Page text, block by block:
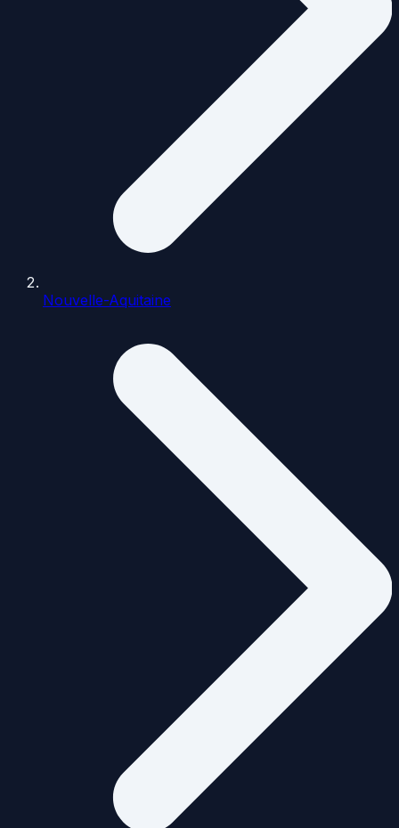
Nouvelle-Aquitaine